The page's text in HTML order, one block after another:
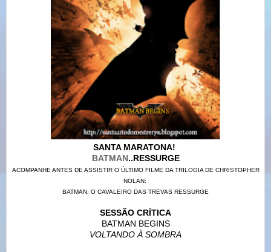
SANTA MARATONA!
BATMAN..RESSURGE
ACOMPANHE ANTES DE ASSISTIR O ÚLTIMO FILME DA TRILOGIA DE CHRISTOPHER
NOLAN:
BATMAN: O CAVALEIRO DAS TREVAS RESSURGE
SESSÃO CRÍTICA
BATMAN BEGINS
VOLTANDO À SOMBRA